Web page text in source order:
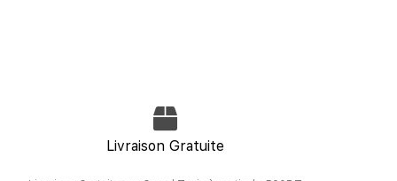
Livraison Gratuite